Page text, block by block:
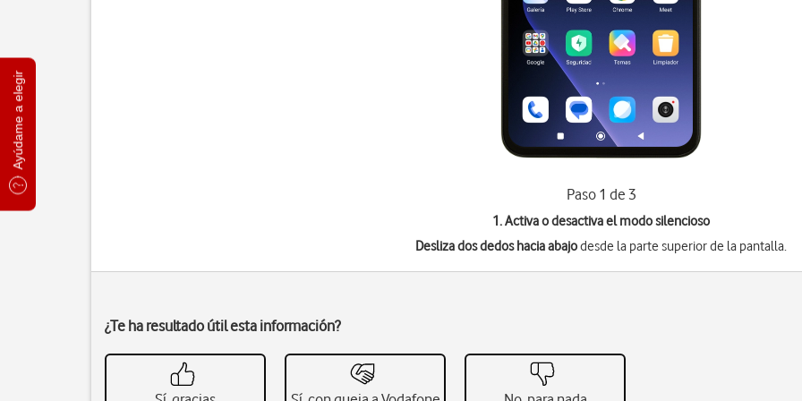
Ayúdame a elegir
Paso 1 de 3
1. Activa o desactiva el modo silencioso
Desliza dos dedos hacia abajodesde la parte superior de la pantalla.
¿Te ha resultado útil esta información?